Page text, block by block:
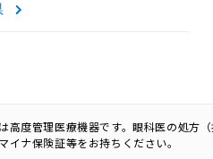
度管理医療機器です。眼科医の処方（
ナ保険証等をお持ちください。